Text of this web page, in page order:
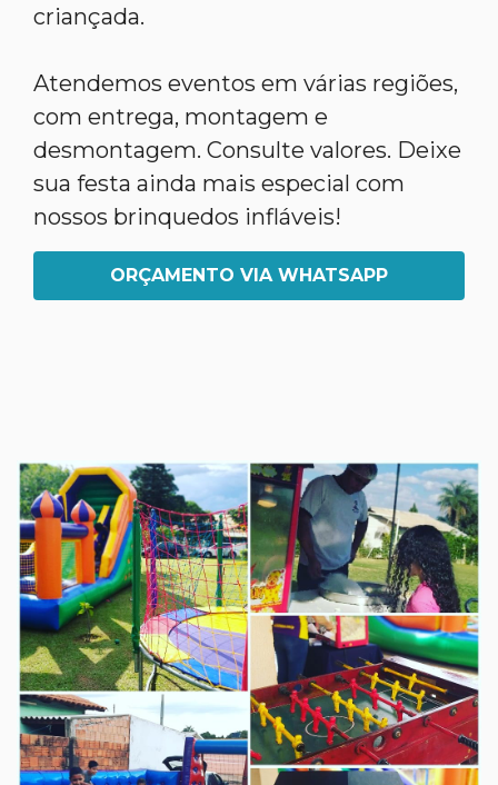
criançada.
Atendemos eventos em várias regiões,
com entrega, montagem e
desmontagem. Consulte valores. Deixe
sua festa ainda mais especial com
nossos brinquedos infláveis!
ORÇAMENTO VIA WHATSAPP